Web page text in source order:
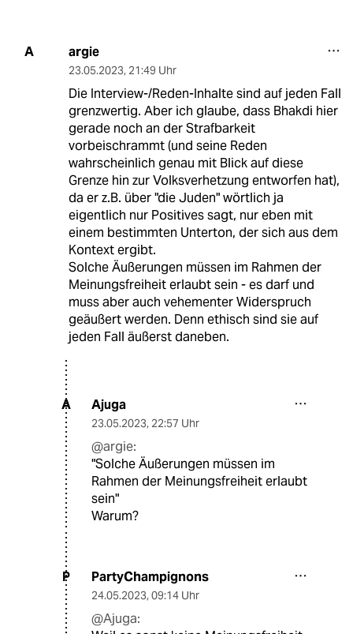
A argie
23.05.2023, 21:49 Uhr
Die Interview-/Reden-Inhalte sind auf jeden Fall
grenzwertig. Aber ich glaube, dass Bhakdi hier
gerade noch an der Strafbarkeit
vorbeischrammt (und seine Reden
wahrscheinlich genau mit Blick auf diese
Grenze hin zur Volksverhetzung entworfen hat),
da er z.B. über "die Juden" wörtlich ja
eigentlich nur Positives sagt, nur eben mit
einem bestimmten Unterton, der sich aus dem
Kontext ergibt.
Solche Äußerungen müssen im Rahmen der
Meinungsfreiheit erlaubt sein - es darf und
muss aber auch vehementer Widerspruch
geäußert werden. Denn ethisch sind sie auf
jeden Fall äußerst daneben.
A Ajuga
23.05.2023, 22:57 Uhr
@argie:
"Solche Äußerungen müssen im
Rahmen der Meinungsfreiheit erlaubt
sein"
Warum?
P PartyChampignons
24.05.2023, 09:14 Uhr
@Ajuga: